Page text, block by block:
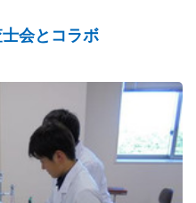
会とコラボ